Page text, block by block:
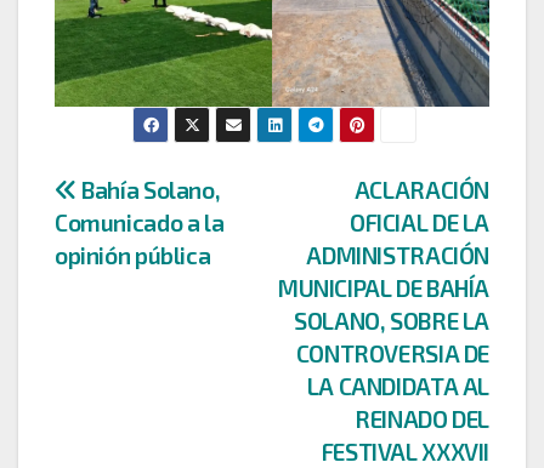
Navegación
de
ACLARACIÓN
OFICIAL DE LA
ADMINISTRACIÓN
MUNICIPAL DE BAHÍA
SOLANO, SOBRE LA
CONTROVERSIA DE
LA CANDIDATA AL
REINADO DEL
FESTIVAL XXXVII
Bahía Solano,
Comunicado a la
opinión pública